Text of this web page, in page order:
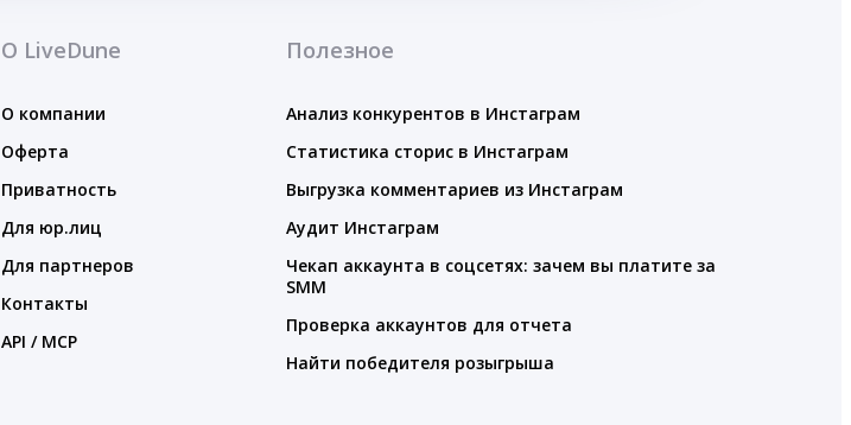
О LiveDune
О компании
Оферта
Приватность
Для юр.лиц
Для партнеров
Контакты
API / MCP
Полезное
Анализ конкурентов в Инстаграм
Статистика сторис в Инстаграм
Выгрузка комментариев из Инстаграм
Аудит Инстаграм
Чекап аккаунта в соцсетях: зачем вы платите за
SMM
Проверка аккаунтов для отчета
Найти победителя розыгрыша